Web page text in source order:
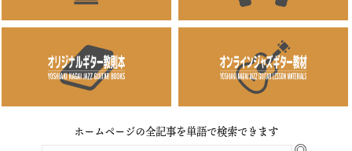
ホームページの全記事を単語で検索できます